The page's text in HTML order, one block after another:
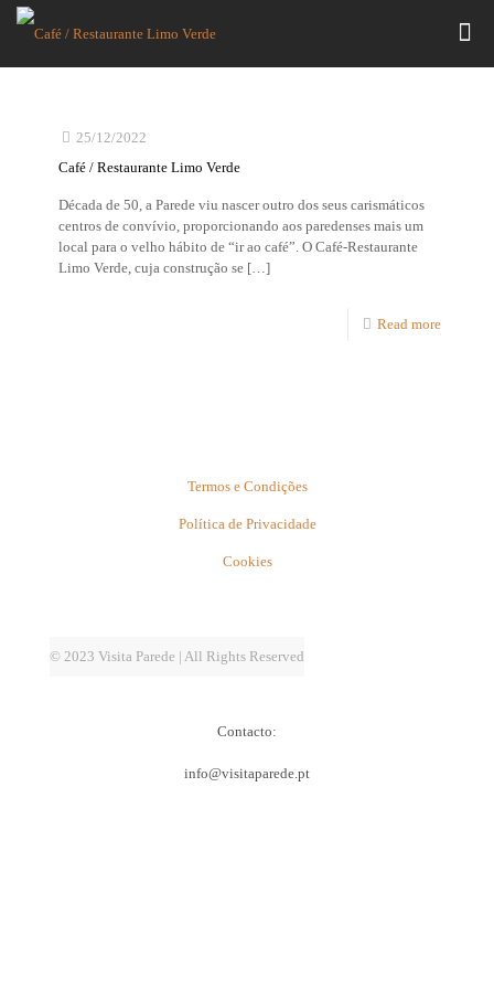
25/12/2022
Café / Restaurante Limo Verde
Década de 50, a Parede viu nascer outro dos seus carismáticos
centros de convívio, proporcionando aos paredenses mais um
local para o velho hábito de “ir ao café”. O Café-Restaurante
Limo Verde, cuja construção se […]
Read more
Termos e Condições
Política de Privacidade
Cookies
© 2023 Visita Parede | All Rights Reserved
Contacto:
info@visitaparede.pt